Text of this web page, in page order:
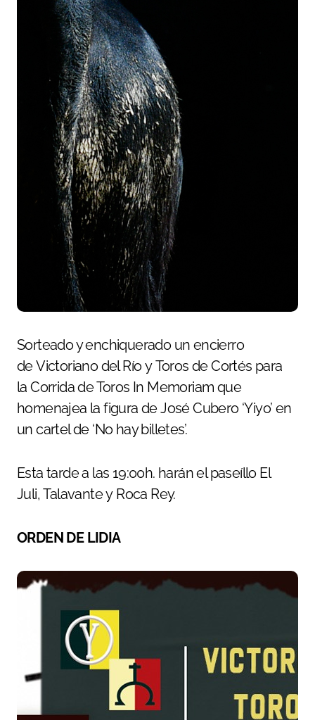
Sorteado y enchiquerado un encierro
de Victoriano del Río y Toros de Cortés para
la Corrida de Toros In Memoriam que
homenajea la figura de José Cubero ‘Yiyo’ en
un cartel de ‘No hay billetes’.
Esta tarde a las 19:00h. harán el paseíllo El
Juli, Talavante y Roca Rey.
ORDEN DE LIDIA